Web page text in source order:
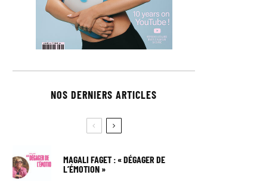
NOS DERNIERS ARTICLES
MAGALI FAGET : « DÉGAGER DE
L’ÉMOTION »